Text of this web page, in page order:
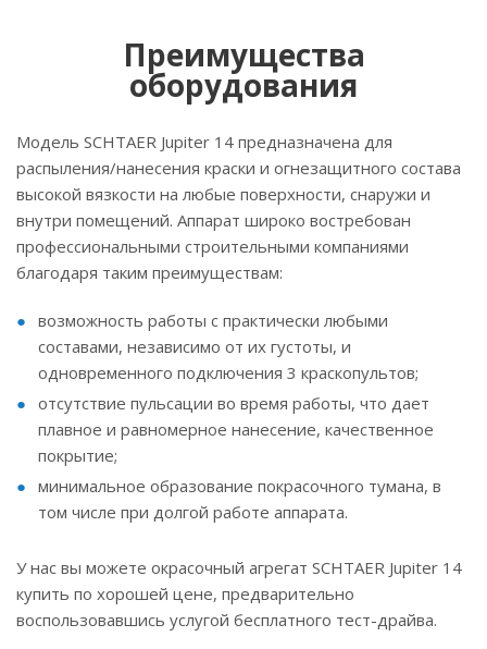
Преимущества
оборудования
Модель SCHTAER Jupiter 14 предназначена для
распыления/нанесения краски и огнезащитного состава
высокой вязкости на любые поверхности, снаружи и
внутри помещений. Аппарат широко востребован
профессиональными строительными компаниями
благодаря таким преимуществам:
возможность работы с практически любыми
составами, независимо от их густоты, и
одновременного подключения 3 краскопультов;
отсутствие пульсации во время работы, что дает
плавное и равномерное нанесение, качественное
покрытие;
минимальное образование покрасочного тумана, в
том числе при долгой работе аппарата.
У нас вы можете окрасочный агрегат SCHTAER Jupiter 14
купить по хорошей цене, предварительно
воспользовавшись услугой бесплатного тест-драйва.